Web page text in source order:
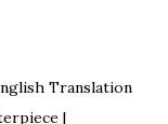
Translation
|